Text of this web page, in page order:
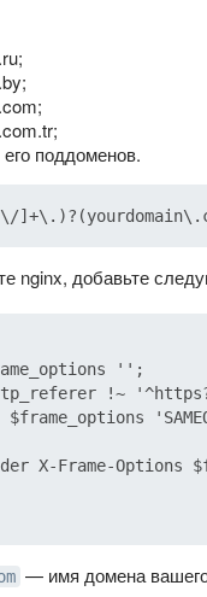
поддоменов.
nginx, добавьте
'';
!~
$frame_options
X-Frame-Options
— имя домена